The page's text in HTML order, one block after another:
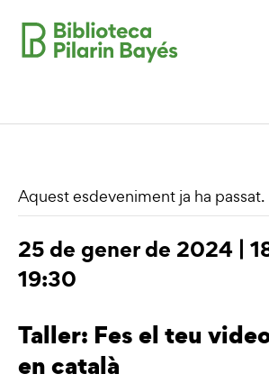
Aquest esdeveniment ja ha passat.
25 de gener de 2024 |
19:30
Taller: Fes el teu
en català